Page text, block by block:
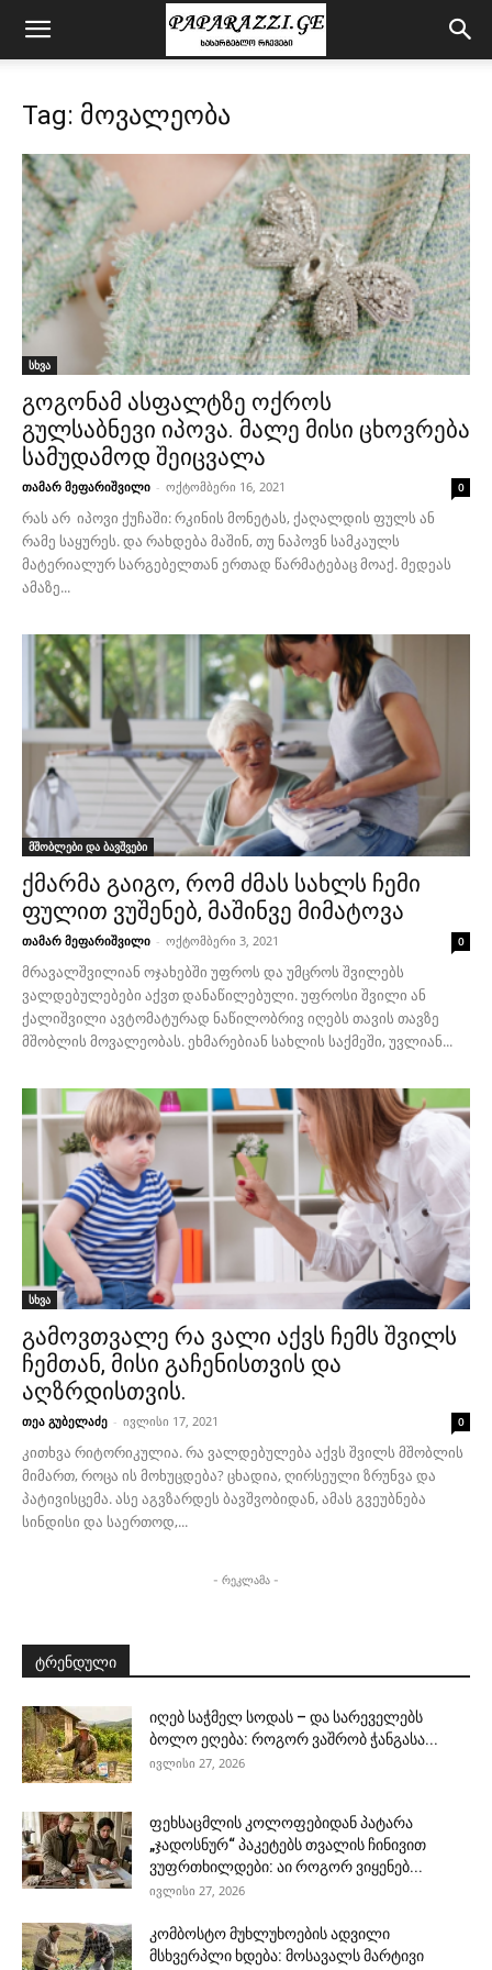
Tag: მოვალეობა
სხვა
გოგონამ ასფალტზე ოქროს
გულსაბნევი იპოვა. მალე მისი ცხოვრება
სამუდამოდ შეიცვალა
თამარ მეფარიშვილი - ოქტომბერი 16, 2021 0
რას არ იპოვი ქუჩაში: რკინის მონეტას, ქაღალდის ფულს ან
რამე საყურეს. და რახდება მაშინ, თუ ნაპოვნ სამკაულს
მატერიალურ სარგებელთან ერთად წარმატებაც მოაქ. მედეას
ამაზე...
მშობლები და ბავშვები
ქმარმა გაიგო, რომ ძმას სახლს ჩემი
ფულით ვუშენებ, მაშინვე მიმატოვა
თამარ მეფარიშვილი - ოქტომბერი 3, 2021 0
მრავალშვილიან ოჯახებში უფროს და უმცროს შვილებს
ვალდებულებები აქვთ დანაწილებული. უფროსი შვილი ან
ქალიშვილი ავტომატურად ნაწილობრივ იღებს თავის თავზე
მშობლის მოვალეობას. ეხმარებიან სახლის საქმეში, უვლიან...
სხვა
გამოვთვალე რა ვალი აქვს ჩემს შვილს
ჩემთან, მისი გაჩენისთვის და
აღზრდისთვის.
თეა გუბელაძე - ივლისი 17, 2021 0
კითხვა რიტორიკულია. რა ვალდებულება აქვს შვილს მშობლის
მიმართ, როცა ის მოხუცდება? ცხადია, ღირსეული ზრუნვა და
პატივისცემა. ასე აგვზარდეს ბავშვობიდან, ამას გვეუბნება
სინდისი და საერთოდ,...
- რეკლამა -
ტრენდული
იღებ საჭმელ სოდას – და სარეველებს
ბოლო ეღება: როგორ ვაშრობ ჭანგასა...
ივლისი 27, 2026
ფეხსაცმლის კოლოფებიდან პატარა
„ჯადოსნურ“ პაკეტებს თვალის ჩინივით
ვუფრთხილდები: აი როგორ ვიყენებ...
ივლისი 27, 2026
კომბოსტო მუხლუხოების ადვილი
მსხვერპლი ხდება: მოსავალს მარტივი